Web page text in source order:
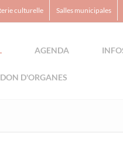
culturelle Salles municipales
AGENDA
D'ORGANES